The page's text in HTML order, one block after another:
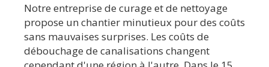
Notre entreprise de curage et de nettoyage
propose un chantier minutieux pour des coûts
sans mauvaises surprises. Les coûts de
débouchage de canalisations changent